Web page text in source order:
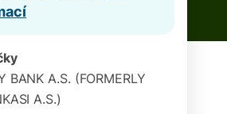
BANK A.S. (FORMERLY
A.S.)